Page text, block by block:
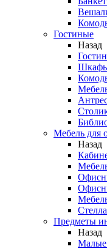
Гостиные
Назад
Шкафы
Мебель для
Назад
Предметы
Назад